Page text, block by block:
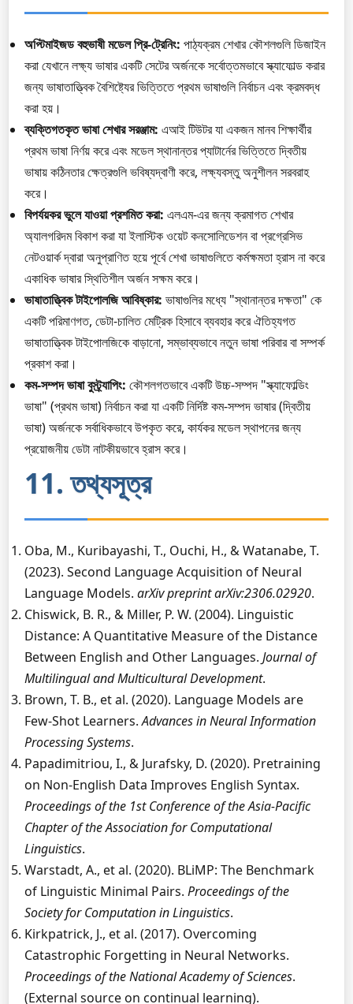
অপ্টিমাইজড বহুভাষী মডেল প্রি-ট্রেনিং: পাঠ্যক্রম শেখার কৌশলগুলি ডিজাইন
করা যেখানে লক্ষ্য ভাষার একটি সেটের অর্জনকে সর্বোত্তমভাবে স্ক্যাফোল্ড করার
জন্য ভাষাতাত্ত্বিক বৈশিষ্ট্যের ভিত্তিতে প্রথম ভাষাগুলি নির্বাচন এবং ক্রমবদ্ধ
করা হয়।
ব্যক্তিগতকৃত ভাষা শেখার সরঞ্জাম: এআই টিউটর যা একজন মানব শিক্ষার্থীর
প্রথম ভাষা নির্ণয় করে এবং মডেল স্থানান্তর প্যাটার্নের ভিত্তিতে দ্বিতীয়
ভাষায় কঠিনতার ক্ষেত্রগুলি ভবিষ্যদ্বাণী করে, লক্ষ্যবস্তু অনুশীলন সরবরাহ
করে।
বিপর্যয়কর ভুলে যাওয়া প্রশমিত করা: এলএম-এর জন্য ক্রমাগত শেখার
অ্যালগরিদম বিকাশ করা যা ইলাস্টিক ওয়েট কনসোলিডেশন বা প্রগ্রেসিভ
নেটওয়ার্ক দ্বারা অনুপ্রাণিত হয়ে পূর্বে শেখা ভাষাগুলিতে কর্মক্ষমতা হ্রাস না করে
একাধিক ভাষার স্থিতিশীল অর্জন সক্ষম করে।
ভাষাতাত্ত্বিক টাইপোলজি আবিষ্কার: ভাষাগুলির মধ্যে "স্থানান্তর দক্ষতা" কে
একটি পরিমাণগত, ডেটা-চালিত মেট্রিক হিসাবে ব্যবহার করে ঐতিহ্যগত
ভাষাতাত্ত্বিক টাইপোলজিকে বাড়ানো, সম্ভাব্যভাবে নতুন ভাষা পরিবার বা সম্পর্ক
প্রকাশ করা।
কম-সম্পদ ভাষা বুস্ট্র্যাপিং: কৌশলগতভাবে একটি উচ্চ-সম্পদ "স্ক্যাফোল্ডিং
ভাষা" (প্রথম ভাষা) নির্বাচন করা যা একটি নির্দিষ্ট কম-সম্পদ ভাষার (দ্বিতীয়
ভাষা) অর্জনকে সর্বাধিকভাবে উপকৃত করে, কার্যকর মডেল স্থাপনের জন্য
প্রয়োজনীয় ডেটা নাটকীয়ভাবে হ্রাস করে।
11. তথ্যসূত্র
Oba, M., Kuribayashi, T., Ouchi, H., & Watanabe, T.
(2023). Second Language Acquisition of Neural
Language Models. arXiv preprint arXiv:2306.02920.
Chiswick, B. R., & Miller, P. W. (2004). Linguistic
Distance: A Quantitative Measure of the Distance
Between English and Other Languages. Journal of
Multilingual and Multicultural Development.
Brown, T. B., et al. (2020). Language Models are
Few-Shot Learners.Advances in Neural Information
Processing Systems.
Papadimitriou, I., & Jurafsky, D. (2020). Pretraining
on Non-English Data Improves English Syntax.
Proceedings of the 1st Conference of the Asia-Pacific
Chapter of the Association for Computational
Linguistics.
Warstadt, A., et al. (2020). BLiMP: The Benchmark
of Linguistic Minimal Pairs. Proceedings of the
Society for Computation in Linguistics.
Kirkpatrick, J., et al. (2017). Overcoming
Catastrophic Forgetting in Neural Networks.
Proceedings of the National Academy of Sciences.
(External source on continual learning).